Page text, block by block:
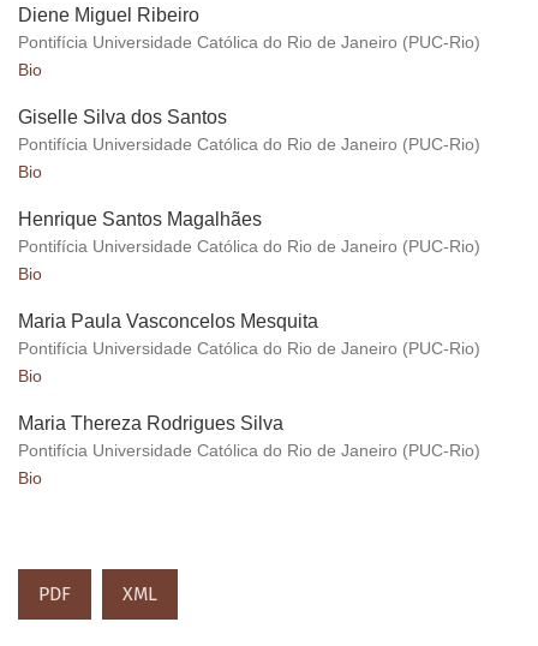
Diene Miguel Ribeiro
Pontifícia Universidade Católica do Rio de Janeiro (PUC-Rio)
Bio
Giselle Silva dos Santos
Pontifícia Universidade Católica do Rio de Janeiro (PUC-Rio)
Bio
Henrique Santos Magalhães
Pontifícia Universidade Católica do Rio de Janeiro (PUC-Rio)
Bio
Maria Paula Vasconcelos Mesquita
Pontifícia Universidade Católica do Rio de Janeiro (PUC-Rio)
Bio
Maria Thereza Rodrigues Silva
Pontifícia Universidade Católica do Rio de Janeiro (PUC-Rio)
Bio
PDF XML